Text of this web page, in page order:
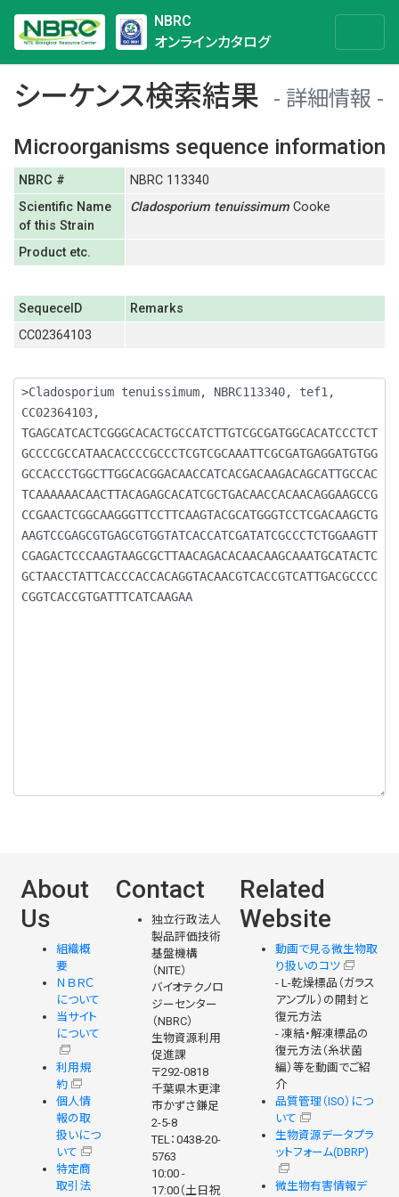
NBRC
オンラインカタログ
シーケンス検索結果
詳細情報
Microorganisms sequence information
NBRC #
NBRC 113340
Scientific Name
of this Strain
Cladosporium tenuissimumCooke
Product etc.
SequeceID
Remarks
CC02364103
About
Us
組織概
要
ＮＢＲＣ
について
当サイト
について
利用規
約
個人情
報の取
扱いにつ
いて
特定商
取引法
Contact
独立行政法人
製品評価技術
基盤機構
（NITE）
バイオテクノロ
ジーセンター
（NBRC）
生物資源利用
促進課
〒292-0818
千葉県木更津
市かずさ鎌足
2-5-8
TEL：0438-20-
5763
10:00 -
17:00（土日祝
Related
Website
動画で見る微生物取
り扱いのコツ
- L-乾燥標品（ガラス
アンプル）の開封と
復元方法
- 凍結・解凍標品の
復元方法（糸状菌
編）等を動画でご紹
介
品質管理（ISO）につ
いて
生物資源データプラ
ットフォーム(DBRP)
微生物有害情報デ